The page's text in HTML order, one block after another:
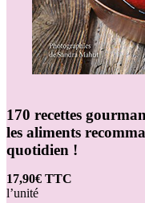
170 recettes
les aliments
quotidien !
17,90€ TTC
l’unité